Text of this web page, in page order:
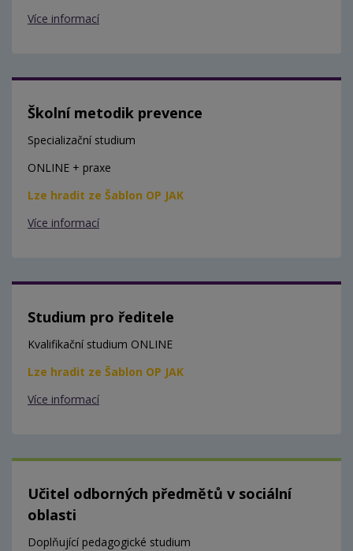
Více informací
Školní metodik prevence
Specializační studium
ONLINE + praxe
Lze hradit ze Šablon OP JAK
Více informací
Studium pro ředitele
Kvalifikační studium ONLINE
Lze hradit ze Šablon OP JAK
Více informací
Učitel odborných předmětů v sociální
oblasti
Doplňující pedagogické studium